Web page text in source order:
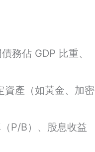
務佔 GDP 比重、
資產（如黃金、加密
P/B）、股息收益